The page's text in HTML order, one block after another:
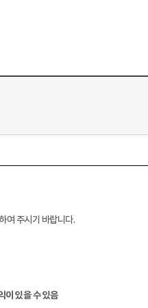
여 주시기 바랍니다.
이 있을 수 있음